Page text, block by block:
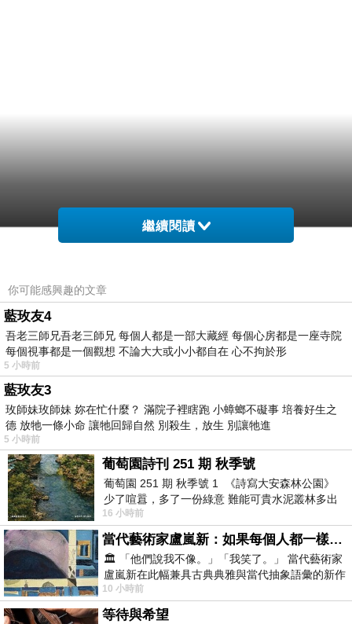
繼續閱讀
你可能感興趣的文章
藍玫友4
吾老三師兄吾老三師兄 每個人都是一部大藏經 每個心房都是一座寺院
每個視事都是一個觀想 不論大大或小小都自在 心不拘於形
5 小時前
藍玫友3
玫師妹玫師妹 妳在忙什麼？ 滿院子裡瞎跑 小蟑螂不礙事 培養好生之
德 放牠一條小命 讓牠回歸自然 別殺生，放生 別讓牠進
5 小時前
葡萄園詩刊 251 期 秋季號
葡萄園 251 期 秋季號 1 《詩寫大安森林公園》
少了喧囂，多了一份綠意 難能可貴水泥叢林多出
一
16 小時前
當代藝術家盧嵐新：如果每個人都一樣，這世界該有多無聊？
🏛️ 「他們說我不像。」「我笑了。」 當代藝術家
盧嵐新在此幅兼具古典典雅與當代抽象語彙的新作
中，以沈靜的藍色空間為背景，描繪了
10 小時前
等待與希望